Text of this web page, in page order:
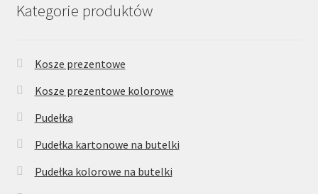
Kategorie produktów
Kosze prezentowe
Kosze prezentowe kolorowe
Pudełka
Pudełka kartonowe na butelki
Pudełka kolorowe na butelki